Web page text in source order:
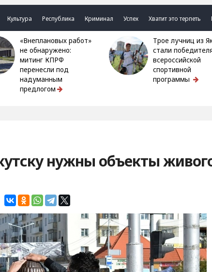
Культура Республика Криминал Успех Хватит это терпеть
«Внеплановых работ»
не обнаружено:
митинг КПРФ
перенесли под
надуманным
предлогом
Трое лучниц из Якутии
стали
всероссийской
спортивной
программы
нужны объекты